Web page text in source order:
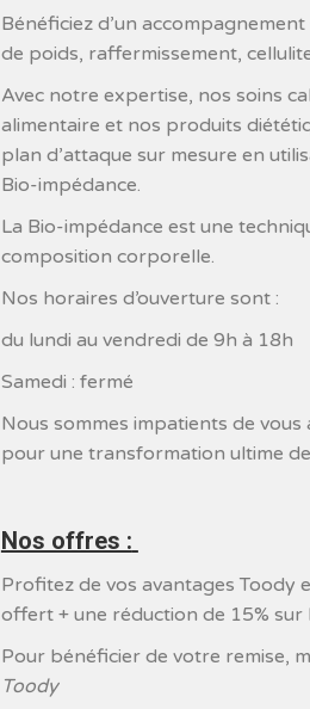
Bénéficiez d’un
de poids, raffermissement,
Avec notre expertise, nos soins
alimentaire et nos produits
plan d’attaque sur mesure en
Bio-impédance.
La Bio-impédance est une
composition corporelle.
Nos horaires d’ouverture sont :
du lundi au vendredi de 9h à 18h
Samedi : fermé
Nous sommes impatients de
pour une transformation ultime
Nos offres :
Profitez de vos avantages Toody
offert + une réduction de 15% sur
Pour bénéficier de votre remise,
Toody